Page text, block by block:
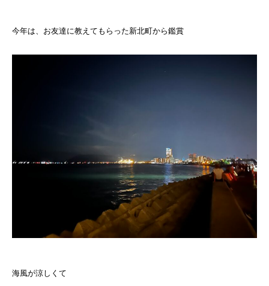
今年は、お友達に教えてもらった新北町から鑑賞
海風が涼しくて